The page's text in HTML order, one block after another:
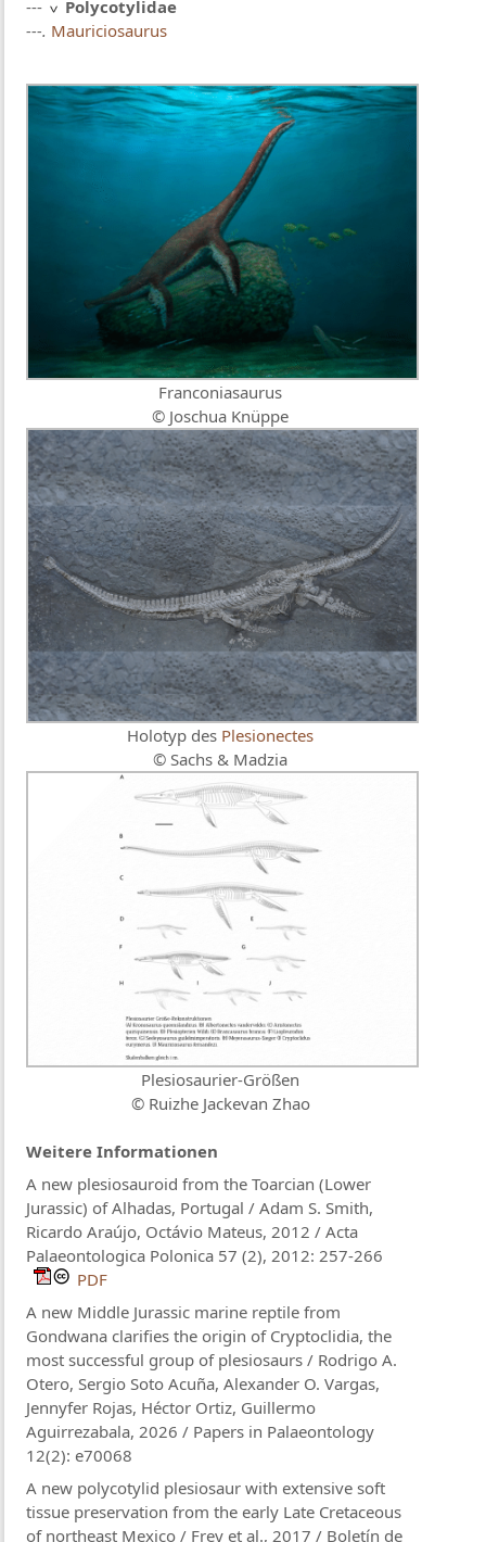
---
Polycotylidae
---. Mauriciosaurus
Franconiasaurus
© Joschua Knüppe
Holotyp des Plesionectes
© Sachs & Madzia
Plesiosaurier-Größen
© Ruizhe Jackevan Zhao
Weitere Informationen
A new plesiosauroid from the Toarcian (Lower
Jurassic) of Alhadas, Portugal / Adam S. Smith,
Ricardo Araújo, Octávio Mateus, 2012 / Acta
Palaeontologica Polonica 57 (2), 2012: 257-266
PDF
A new Middle Jurassic marine reptile from
Gondwana clarifies the origin of Cryptoclidia, the
most successful group of plesiosaurs / Rodrigo A.
Otero, Sergio Soto Acuña, Alexander O. Vargas,
Jennyfer Rojas, Héctor Ortiz, Guillermo
Aguirrezabala, 2026 / Papers in Palaeontology
12(2): e70068
A new polycotylid plesiosaur with extensive soft
tissue preservation from the early Late Cretaceous
of northeast Mexico / Frey et al., 2017 / Boletín de